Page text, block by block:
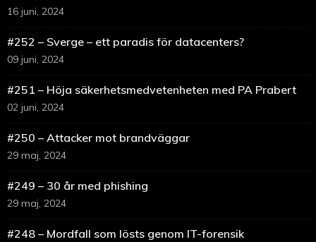
16 juni, 2024
#252 – Sverge – ett paradis för datacenters?
09 juni, 2024
#251 – Höja säkerhetsmedvetenheten med PA Prabert
02 juni, 2024
#250 – Attacker mot brandväggar
29 maj, 2024
#249 – 30 år med phishing
29 maj, 2024
#248 – Mordfall som lösts genom IT-forensik